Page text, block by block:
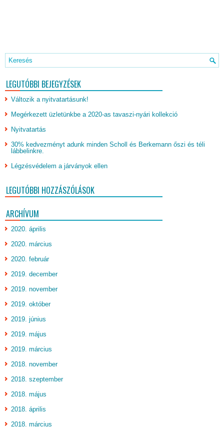
LEGUTÓBBI BEJEGYZÉSEK
Változik a nyitvatartásunk!
Megérkezett üzletünkbe a 2020-as tavaszi-nyári kollekció
Nyitvatartás
30% kedvezményt adunk minden Scholl és Berkemann őszi és téli
lábbelinkre.
Légzésvédelem a járványok ellen
LEGUTÓBBI HOZZÁSZÓLÁSOK
ARCHÍVUM
2020. április
2020. március
2020. február
2019. december
2019. november
2019. október
2019. június
2019. május
2019. március
2018. november
2018. szeptember
2018. május
2018. április
2018. március